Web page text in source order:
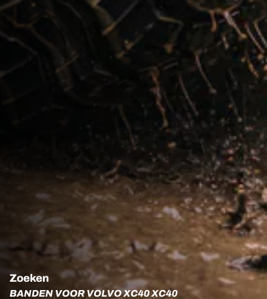
Zoeken
BANDEN VOOR VOLVO XC40 XC40